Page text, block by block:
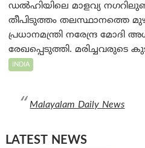
ഡൽഹിയിലെ മാളവ്യ
തീപിടുത്തം തലസ്ഥാനത്തെ
പ്രധാനമന്ത്രി നരേന്ദ്ര
രേഖപ്പെടുത്തി. മരിച്ചവരുടെ
INDIA
Malayalam Daily News
LATEST NEWS